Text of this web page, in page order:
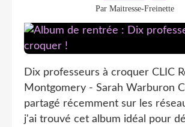
Par Maitresse-Freinette
Dix professeurs à croquer CLIC
Montgomery - Sarah Warburon
partagé récemment sur les
j'ai trouvé cet album idéal pour